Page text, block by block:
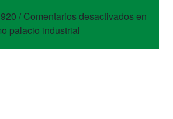
/ Comentarios desactivadosen
palacio industrial